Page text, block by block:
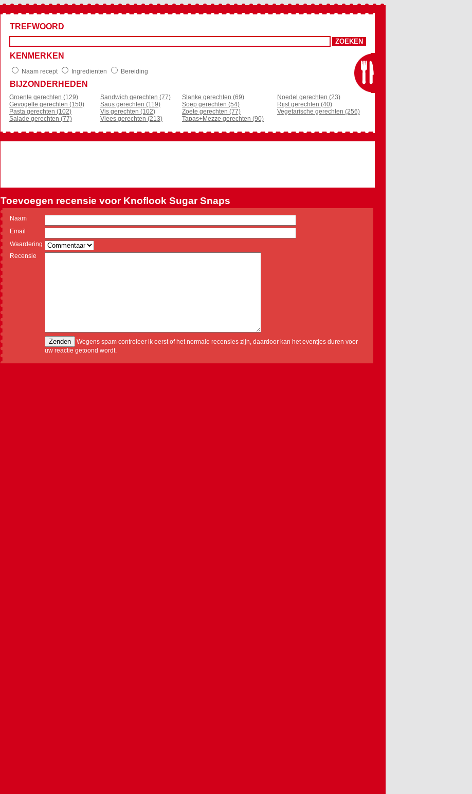
TREFWOORD
KENMERKEN
Naam recept Ingredienten Bereiding
BIJZONDERHEDEN
Groente gerechten (129)
Gevogelte gerechten (150)
Pasta gerechten (102)
Salade gerechten (77)
Sandwich gerechten (77)
Saus gerechten (119)
Vis gerechten (102)
Vlees gerechten (213)
Slanke gerechten (69)
Soep gerechten (54)
Zoete gerechten (77)
Tapas+Mezze gerechten (90)
Noedel gerechten (23)
Rijst gerechten (40)
Vegetarische gerechten (256)
Toevoegen recensie voor Knoflook Sugar Snaps
Naam
Email
Waardering
Recensie
Wegens spam controleer ik eerst of het normale recensies zijn, daardoor kan het eventjes duren voor
uw reactie getoond wordt.